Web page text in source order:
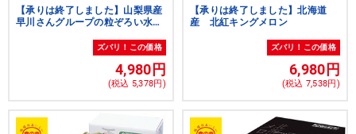
【承りは終了しました】山梨県産
早川さんグループの粒ぞろい水蜜
ズバリ！この価格
4,980円
(税込 5,378円)
【承りは終了しました】北海道
産 北紅キングメロン
ズバリ！この価格
6,980円
(税込 7,538円)